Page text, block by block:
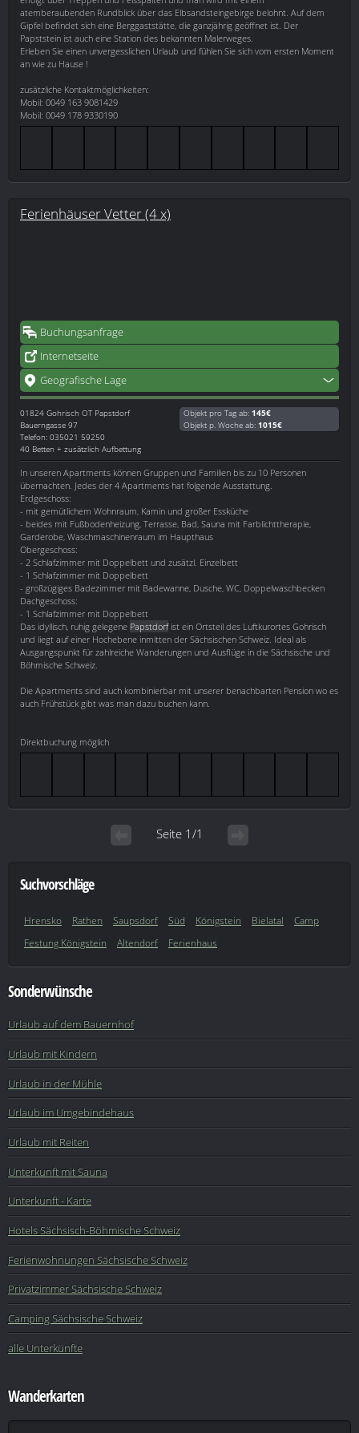
atemberaubenden Rundblick über das Elbsandsteingebirge belohnt. Auf dem
Gipfel befindet sich eine Berggaststätte, die ganzjährig geöffnet ist. Der
Papststein ist auch eine Station des bekannten Malerweges.
Erleben Sie einen unvergesslichen Urlaub und fühlen Sie sich vom ersten Moment
an wie zu Hause !
zusätzliche Kontaktmöglichkeiten:
Mobil: 0049 163 9081429
Mobil: 0049 178 9330190
Ferienhäuser Vetter (4 x)
Buchungsanfrage
Internetseite
Geografische Lage
01824 Gohrisch OT Papstdorf
Bauerngasse 97
Telefon: 035021 59250
40 Betten + zusätzlich Aufbettung
Objekt pro Tag ab: 145€
Objekt p. Woche ab: 1015€
In unseren Apartments können Gruppen und Familien bis zu 10 Personen
übernachten. Jedes der 4 Apartments hat folgende Ausstattung.
Erdgeschoss:
- mit gemütlichem Wohnraum, Kamin und großer Essküche
- beides mit Fußbodenheizung, Terrasse, Bad, Sauna mit Farblichttherapie,
Garderobe, Waschmaschinenraum im Haupthaus
Obergeschoss:
- 2 Schlafzimmer mit Doppelbett und zusätzl. Einzelbett
- 1 Schlafzimmer mit Doppelbett
- großzügiges Badezimmer mit Badewanne, Dusche, WC, Doppelwaschbecken
Dachgeschoss:
- 1 Schlafzimmer mit Doppelbett
Das idyllisch, ruhig gelegene Papstdorfist ein Ortsteil des Luftkurortes Gohrisch
und liegt auf einer Hochebene inmitten der Sächsischen Schweiz. Ideal als
Ausgangspunkt für zahlreiche Wanderungen und Ausflüge in die Sächsische und
Böhmische Schweiz.
Die Apartments sind auch kombinierbar mit unserer benachbarten Pension wo es
auch Frühstück gibt was man dazu buchen kann.
Direktbuchung möglich
Seite 1/1
Suchvorschläge
Hrensko Rathen Saupsdorf Süd Königstein Bielatal
Camp
Festung Königstein
Altendorf Ferienhaus
Sonderwünsche
Urlaub auf dem Bauernhof
Urlaub mit Kindern
Urlaub in der Mühle
Urlaub im Umgebindehaus
Urlaub mit Reiten
Unterkunft mit Sauna
Unterkunft - Karte
Hotels Sächsisch-Böhmische Schweiz
Ferienwohnungen Sächsische Schweiz
Privatzimmer Sächsische Schweiz
Camping Sächsische Schweiz
alle Unterkünfte
Wanderkarten